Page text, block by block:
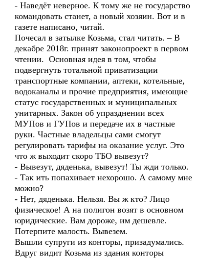
- Наведёт неверное. К тому же не государство
командовать станет, а новый хозяин. Вот и в
газете написано, читай.
Почесал в затылке Козьма, стал читать. – В
декабре 2018г. принят законопроект в первом
чтении. Основная идея в том, чтобы
подвергнуть тотальной приватизации
транспортные компании, аптеки, котельные,
водоканалы и прочие предприятия, имеющие
статус государственных и муниципальных
унитарных. Закон об упразднении всех
МУПов и ГУПов и передаче их в частные
руки. Частные владельцы сами смогут
регулировать тарифы на оказание услуг. Это
что ж выходит скоро ТБО вывезут?
- Вывезут, дяденька, вывезут! Ты жди только.
- Так ить попахивает нехорошо. А самому мне
можно?
- Нет, дяденька. Нельзя. Вы ж кто? Лицо
физическое! А на полигон возят в основном
юридические. Вам дороже, им дешевле.
Потерпите малость. Вывезем.
Вышли супруги из конторы, призадумались.
Вдруг видит Козьма из здания конторы